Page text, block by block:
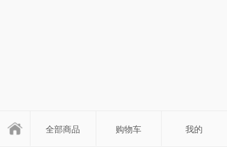
全部商品 购物车 我的